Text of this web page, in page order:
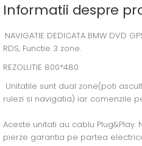
Informatii despre
NAVIGATIE DEDICATA BMW DVD
RDS, Functie 3 zone.
REZOLUTIE 800*480
Unitatile sunt dual zone(poti
rulezi si navigatia) iar comenzile
Aceste unitati au cablu Plug&Play.
pierze garantia pe partea